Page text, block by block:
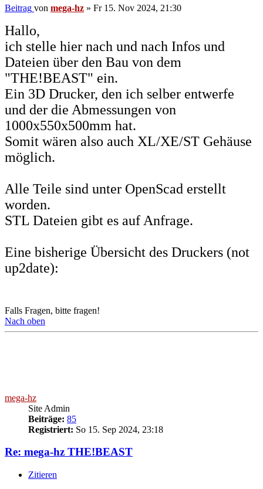
Beitrag von mega-hz » Fr 15. Nov 2024, 21:30
Hallo,
ich stelle hier nach und nach Infos und
Dateien über den Bau von dem
"THE!BEAST" ein.
Ein 3D Drucker, den ich selber entwerfe
und der die Abmessungen von
1000x550x500mm hat.
Somit wären also auch XL/XE/ST Gehäuse
möglich.
Alle Teile sind unter OpenScad erstellt
worden.
STL Dateien gibt es auf Anfrage.
Eine bisherige Übersicht des Druckers (not
up2date):
Falls Fragen, bitte fragen!
Nach oben
mega-hz
Site Admin
Beiträge: 85
Registriert: So 15. Sep 2024, 23:18
Re: mega-hz THE!BEAST
Zitieren